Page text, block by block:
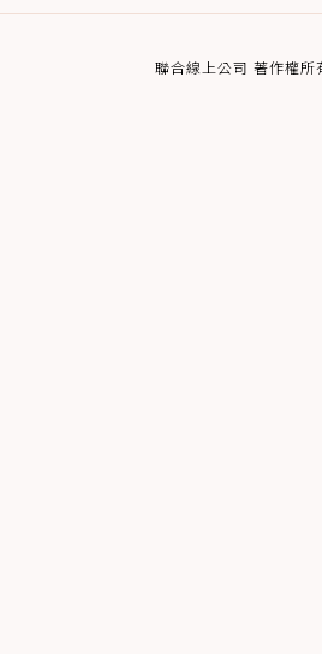
聯合線上公司 著作權